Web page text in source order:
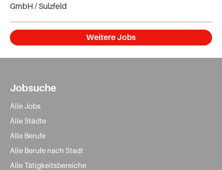
GmbH / Sulzfeld
Weitere Jobs
Jobsuche
Alle Jobs
Alle Städte
Alle Berufe
Alle Berufe nach Stadt
Alle Tätigkeitsbereiche